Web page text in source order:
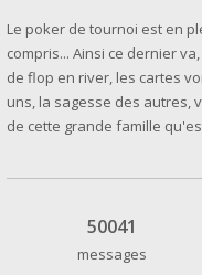
Le poker de tournoi est en
compris... Ainsi ce dernier
de flop en river, les cartes
uns, la sagesse des autres,
de cette grande famille
50041
messages